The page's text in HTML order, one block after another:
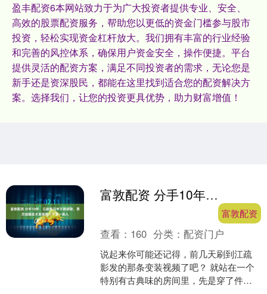
盈丰配资6本网站致力于为广大投资者提供专业、安全、
高效的股票配资服务，帮助您以更低的资金门槛参与股市
投资，轻松实现资金杠杆放大。我们拥有丰富的行业经验
和完善的风控体系，确保用户资金安全，操作便捷。平台
提供灵活的配资方案，满足不同投资者的需求，无论您是
新手还是资深股民，都能在这里找到适合您的配资解决方
案。选择我们，让您的投资更具优势，助力财富增值！
富敦配资 分手10年，江疏影只字不提胡歌，男方结婚后才发现两人不是一类人
富敦配资
查看： 160 分类：配资门户
说起来你可能还记得，前几天刷到江疏
影发的那条变装视频了吧？ 就站在一个
特别有古典味的房间里，先是穿了件黑